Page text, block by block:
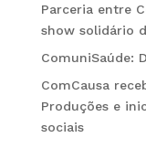
Parceria entre
show solidário
ComuniSaúde:
ComCausa
Produções e
sociais